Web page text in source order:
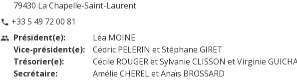
79430 La Chapelle-Saint-Laurent
phone +33 5 49 72 00 81
people Président(e):
Vice-président(e):
Trésorier(e):
Secrétaire:
Léa MOINE
Cédric PELERIN et Stéphane GIRET
Cécile ROUGER et Sylvanie CLISSON et Virginie
Amélie CHEREL et Anaïs BROSSARD